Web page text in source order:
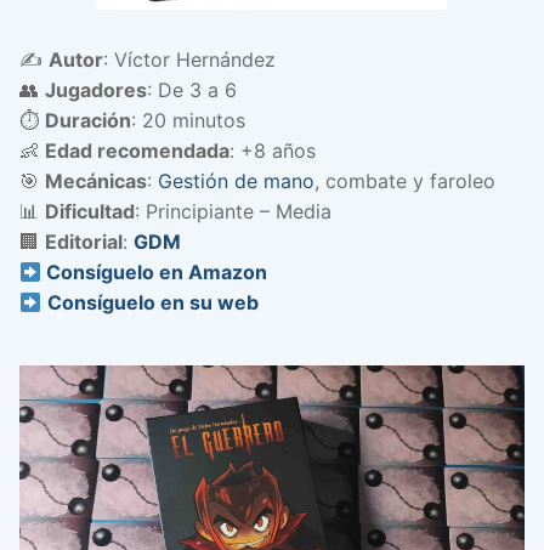
✍️ Autor: Víctor Hernández
👥 Jugadores: De 3 a 6
⏱️ Duración: 20 minutos
👶 Edad recomendada: +8 años
🎯 Mecánicas: Gestión de mano, combate y faroleo
📊 Dificultad: Principiante – Media
🏢 Editorial: GDM
Consíguelo en Amazon
Consíguelo en su web